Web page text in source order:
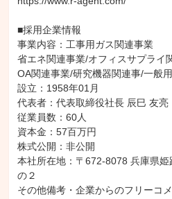
■採用企業情報
事業内容：工事用ガス関連事業
省エネ関連事業/オフィスサプライ
OA関連事業/研究機器関連事/一般
設立：1958年01月
代表者：代表取締役社長 辰巳 友亮
従業員数：60人
資本金：57百万円
株式公開：非公開
本社所在地：〒672-8078 兵庫県
の２
その他備考・企業からのフリーコ